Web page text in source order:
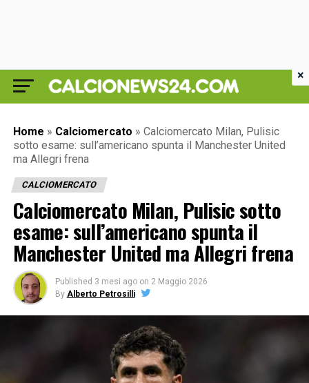
Home » Calciomercato » Calciomercato Milan, Pulisic
sotto esame: sull’americano spunta il Manchester United
ma Allegri frena
CALCIOMERCATO
Calciomercato Milan, Pulisic sotto
esame: sull’americano spunta il
Manchester United ma Allegri frena
Published 3 mesi ago on 2 Maggio 2026
By Alberto Petrosilli
×